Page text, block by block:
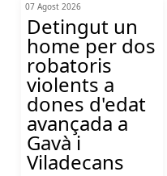
07 Agost 2026
Detingut un
home per dos
robatoris
violents a
dones d'edat
avançada a
Gavà i
Viladecans